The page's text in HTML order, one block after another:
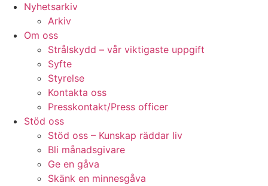
Nyhetsarkiv
Arkiv
Om oss
Strålskydd – vår viktigaste uppgift
Syfte
Styrelse
Kontakta oss
Presskontakt/Press officer
Stöd oss
Stöd oss – Kunskap räddar liv
Bli månadsgivare
Ge en gåva
Skänk en minnesgåva